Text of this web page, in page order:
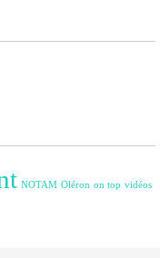
NOTAM Oléron on top vidéos